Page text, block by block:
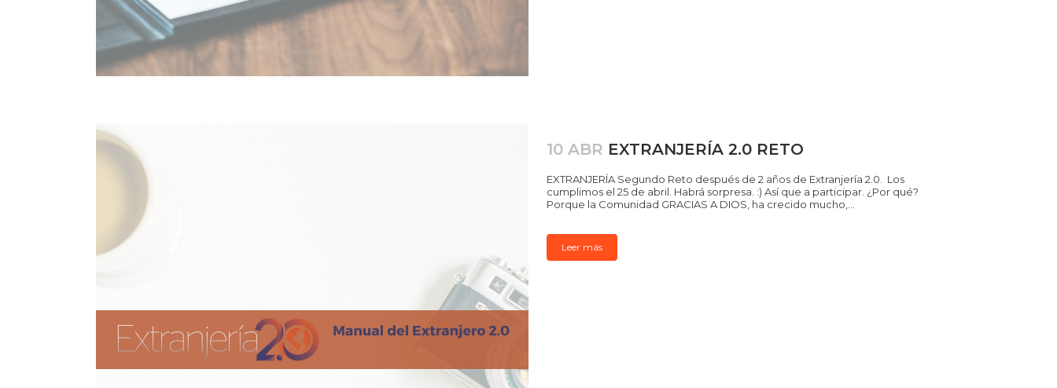
10 ABR EXTRANJERÍA 2.0 RETO
EXTRANJERÍA Segundo Reto después de 2 años de Extranjería 2.0. Los
cumplimos el 25 de abril. Habrá sorpresa. :) Así que a participar. ¿Por qué?
Porque la Comunidad GRACIAS A DIOS, ha crecido mucho,...
Leer más